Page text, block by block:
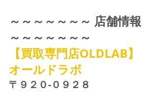
～～～～～～～ 店舗情報
～～～～～～～
【買取専門店OLDLAB】
オールドラボ
〒９２０-０９２８